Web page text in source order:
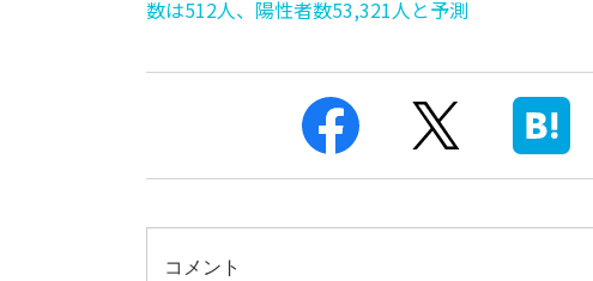
数は512人、陽性者数53,321人と予測